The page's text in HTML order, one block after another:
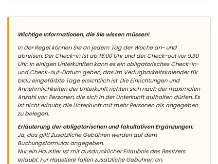
Wichtige Informationen, die Sie wissen müssen!
In der Regel können Sie an jedem Tag der Woche an- und
abreisen. Der Check-in ist ab 16:00 Uhr und der Check-out vor 9:30
Uhr. In einigen Unterkünften kann es ein obligatorisches Check-in-
und Check-out-Datum geben, das im Verfügbarkeitskalender für
blau eingefärbte Tage ersichtlich ist. Die Einrichtungen und
Annehmlichkeiten der Unterkunft richten sich nach der maximalen
Anzahl von Personen, die sich in der Unterkunft aufhalten dürfen. Es
ist nicht erlaubt, die Unterkunft mit mehr Personen als angegeben
zu belegen.
Erläuterung der obligatorischen und fakultativen Ergänzungen:
Ja, das gilt! Zusätzliche Gebühren werden auf dem
Buchungsformular angegeben.
Nur ein Haustier ist mit ausdrücklicher Erlaubnis des Besitzers
erlaubt. Für Haustiere fallen zusätzliche Gebühren an.